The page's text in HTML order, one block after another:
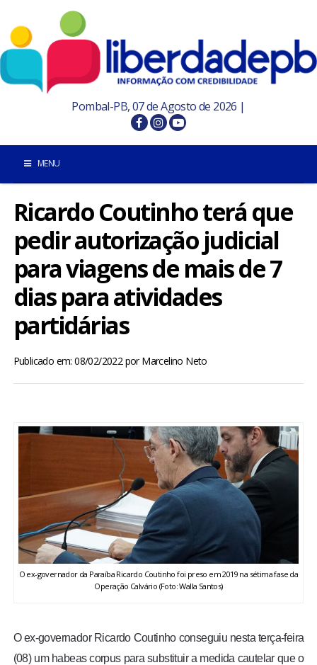
Pombal-PB, 07 de Agosto de 2026 |
MENU
INÍCIO
POMBAL E REGIÃO
BRASIL
MUNDO
ENQUETE
TV LPB
FOTOS
Ricardo Coutinho terá que
pedir autorização judicial
para viagens de mais de 7
dias para atividades
partidárias
Publicado em: 08/02/2022porMarcelino Neto
O ex-governador da Paraíba Ricardo Coutinho foi preso em 2019 na sétima fase da
Operação Calvário (Foto: Walla Santos)
O ex-governador Ricardo Coutinho conseguiu nesta terça-feira
(08) um habeas corpus para substituir a medida cautelar que o